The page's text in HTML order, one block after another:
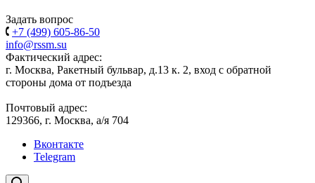
Задать вопрос
+7 (499) 605-86-50
info@rssm.su
Фактический адрес:
г. Москва, Ракетный бульвар, д.13 к. 2, вход с обратной
стороны дома от подъезда
Почтовый адрес:
129366, г. Москва, а/я 704
Вконтакте
Telegram